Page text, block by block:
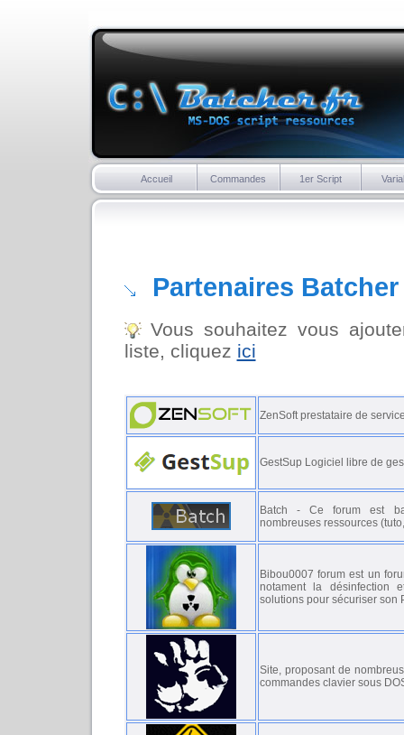
Accueil Commandes 1er Script
Partenaires Batcher
Vous souhaitez vous
liste, cliquez ici
ZenSoft prestataire de
GestSup Logiciel libre de
Batch - Ce forum est
nombreuses ressources
Bibou0007 forum est un
notament la désinfection
solutions pour sécuriser son
Site, proposant de
commandes clavier sous